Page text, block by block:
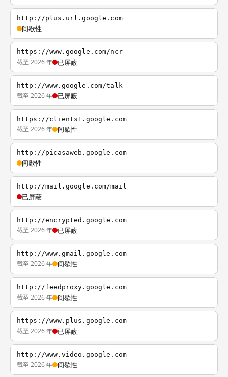
http://plus.url.google.com
间歇性
https://www.google.com/ncr
截至 2026 年 已屏蔽
http://www.google.com/talk
截至 2026 年 已屏蔽
https://clients1.google.com
截至 2026 年 间歇性
http://picasaweb.google.com
间歇性
http://mail.google.com/mail
已屏蔽
http://encrypted.google.com
截至 2026 年 已屏蔽
http://www.gmail.google.com
截至 2026 年 间歇性
http://feedproxy.google.com
截至 2026 年 间歇性
https://www.plus.google.com
截至 2026 年 已屏蔽
http://www.video.google.com
截至 2026 年 间歇性